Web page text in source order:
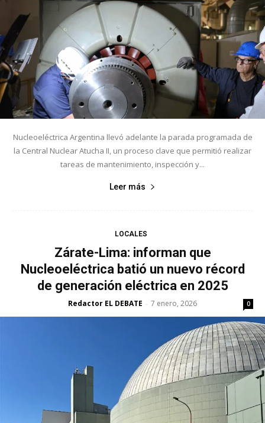
Nucleoeléctrica Argentina llevó adelante la parada programada de
la Central Nuclear Atucha II, un proceso clave que permitió realizar
tareas de mantenimiento, inspección y...
Leer más
LOCALES
Zárate-Lima: informan que
Nucleoeléctrica batió un nuevo récord
de generación eléctrica en 2025
Redactor EL DEBATE - 7 enero, 2026 0